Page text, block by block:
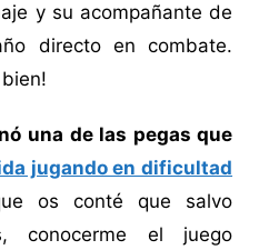
y su acompañante de
directo en combate.
una de las pegas que
jugando en dificultad
os conté que salvo
conocerme el juego